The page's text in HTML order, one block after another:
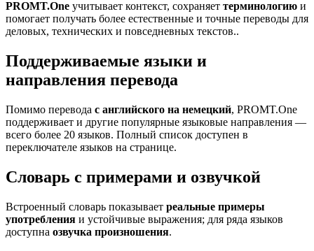
PROMT.One учитывает контекст, сохраняет терминологию и
помогает получать более естественные и точные переводы для
деловых, технических и повседневных текстов..
Поддерживаемые языки и
направления перевода
Помимо перевода с английского на немецкий, PROMT.One
поддерживает и другие популярные языковые направления —
всего более 20 языков. Полный список доступен в
переключателе языков на странице.
Словарь с примерами и озвучкой
Встроенный словарь показывает реальные примеры
употребления и устойчивые выражения; для ряда языков
доступна озвучка произношения.